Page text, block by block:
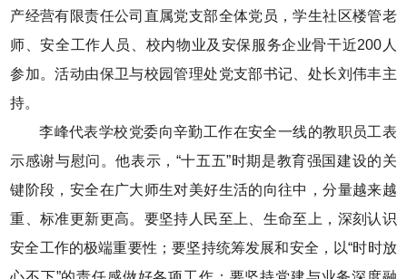
产经营有限责任公司直属党支部全体党员，学生社区楼管老
师、安全工作人员、校内物业及安保服务企业骨干近200人
参加。活动由保卫与校园管理处党支部书记、处长刘伟丰主
持。
李峰代表学校党委向辛勤工作在安全一线的教职员工表
示感谢与慰问。他表示，“十五五”时期是教育强国建设的关
键阶段，安全在广大师生对美好生活的向往中，分量越来越
重、标准更新更高。要坚持人民至上、生命至上，深刻认识
安全工作的极端重要性；要坚持统筹发展和安全，以“时时放